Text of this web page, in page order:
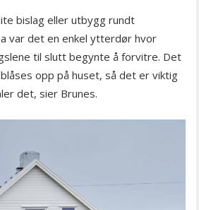
bislag eller utbygg rundt
var det en enkel ytterdør hvor
til slutt begynte å forvitre. Det
opp på huset, så det er viktig
det, sier Brunes.